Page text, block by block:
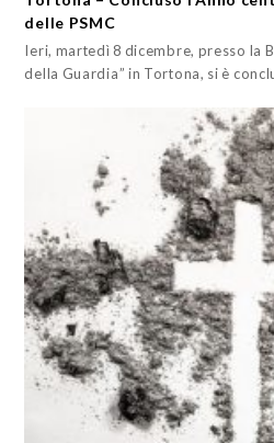
delle PSMC
Ieri, martedì 8 dicembre, presso la
della Guardia” in Tortona, si è